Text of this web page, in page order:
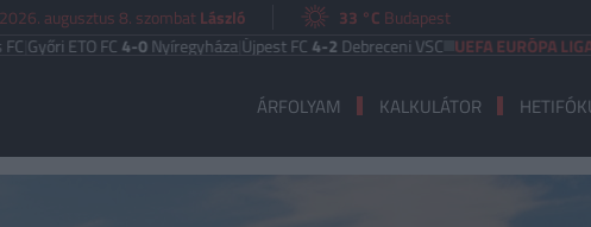
2026. augusztus 8. szombatLászló 33 °C Budapest
ETO FC 4-0Nyíregyháza|Újpest FC4-2Debreceni VSC UEFA EURÓPA LIGA
ÁRFOLYAM KALKULÁTOR